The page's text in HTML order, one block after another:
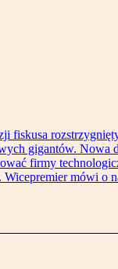
fiskusa
gigantów. Nowa
firmy
mówi o